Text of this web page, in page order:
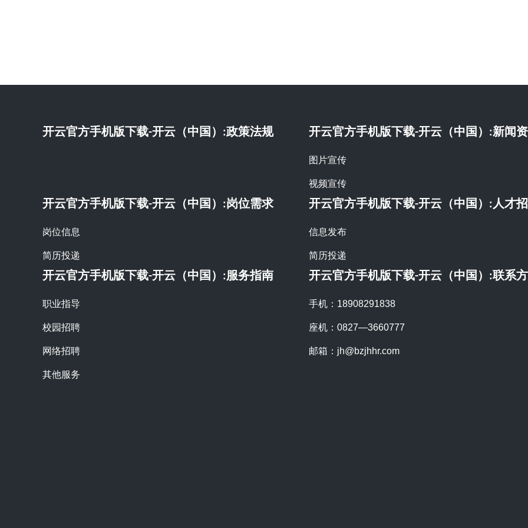
开云官方手机版下载-开云（中国）:政策法规 开云官方手机版下载-开云（中国）:新闻
图片宣传
视频宣传
开云官方手机版下载-开云（中国）:岗位需求
岗位信息
简历投递
开云官方手机版下载-开云（中国）:人才
信息发布
简历投递
开云官方手机版下载-开云（中国）:服务指南
职业指导
校园招聘
网络招聘
其他服务
开云官方手机版下载-开云（中国）:联系
手机：18908291838
座机：0827—3660777
邮箱：jh@bzjhhr.com